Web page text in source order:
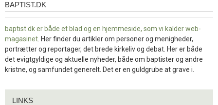
baptist.dk
BAPTIST.DK
baptist.dk er både et blad og en hjemmeside, som vi kalder web-
magasinet . Her finder du artikler om personer og menigheder,
portrætter og reportager, det brede kirkeliv og debat. Her er både
det evigtgyldige og aktuelle nyheder, både om baptister og andre
kristne, og samfundet generelt. Det er en guldgrube at grave i.
LINKS